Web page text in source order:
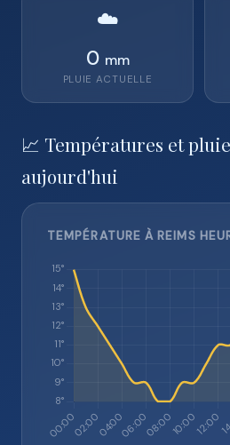
☁️
0 mm
PLUIE ACTUELLE
📈 Températures et
aujourd'hui
TEMPÉRATURE À REIMS